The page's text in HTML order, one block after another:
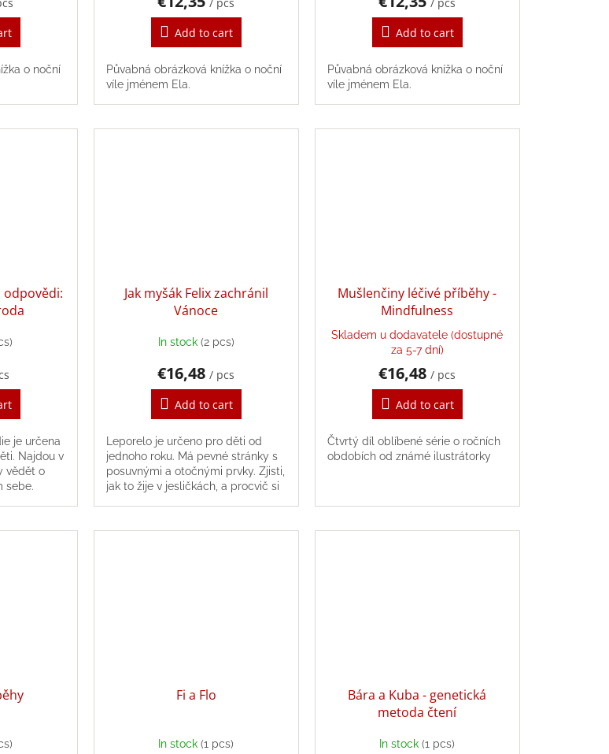
o noční
Add to cart
Půvabná obrázková knížka o noční
víle jménem Ela.
Add to cart
Půvabná obrázková knížka o noční
víle jménem Ela.
odpovědi:
je určena
Najdou v
vědět o
sebe.
Jak myšák Felix zachránil
Vánoce
In stock (2 pcs)
€16,48/ pcs
Add to cart
Leporelo je určeno pro děti od
jednoho roku. Má pevné stránky s
posuvnými a otočnými prvky. Zjisti,
jak to žije v jesličkách, a procvič si
Mušlenčiny léčivé příběhy -
Mindfulness
Skladem u dodavatele (dostupné
za 5-7 dní)
€16,48/ pcs
Add to cart
Čtvrtý díl oblíbené série o ročních
obdobích od známé ilustrátorky
Fi a Flo
In stock(1 pcs)
Bára a Kuba - genetická
metoda čtení
In stock(1 pcs)